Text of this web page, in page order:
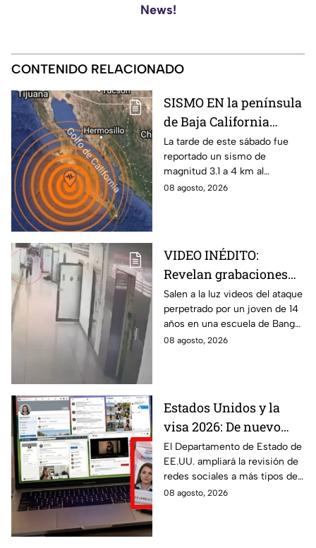
News!
CONTENIDO RELACIONADO
SISMO EN la península
de Baja California
sacude San José del
Cabo
La tarde de este sábado fue
reportado un sismo de
magnitud 3.1 a 4 km al
noroeste de San José del
08 agosto, 2026
VIDEO INÉDITO:
Revelan grabaciones
del tiroteo escolar que
dejó múltiples víctimas
Salen a la luz videos del ataque
perpetrado por un joven de 14
años en una escuela de Bang
Kruai, Tailandia. El saldo es de
08 agosto, 2026
Estados Unidos y la
visa 2026: De nuevo
revisarán las redes
sociales de mexicanos
que viaje a este país
El Departamento de Estado de
EE.UU. ampliará la revisión de
redes sociales a más tipos de
visa, incluyendo a mexicanos
08 agosto, 2026